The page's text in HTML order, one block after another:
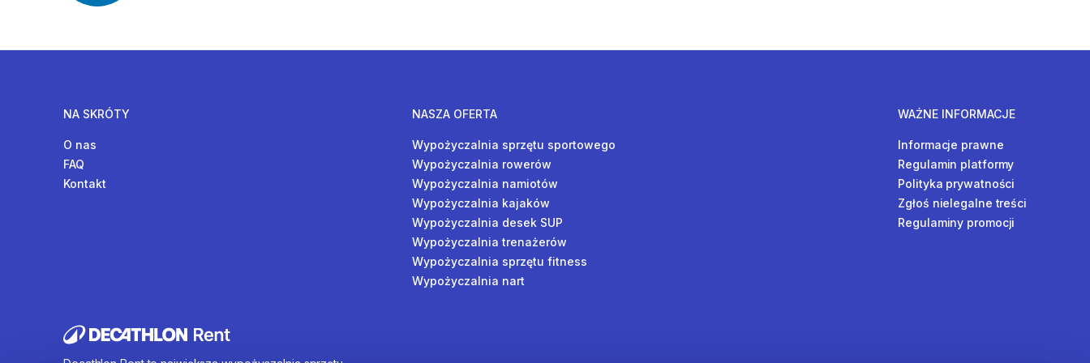
NA SKRÓTY
O nas
FAQ
Kontakt
NASZA OFERTA
Wypożyczalnia sprzętu sportowego
Wypożyczalnia rowerów
Wypożyczalnia namiotów
Wypożyczalnia kajaków
Wypożyczalnia desek SUP
Wypożyczalnia trenażerów
Wypożyczalnia sprzętu fitness
Wypożyczalnia nart
WAŻNE INFORMACJE
Informacje prawne
Regulamin platformy
Polityka prywatności
Zgłoś nielegalne treści
Regulaminy promocji